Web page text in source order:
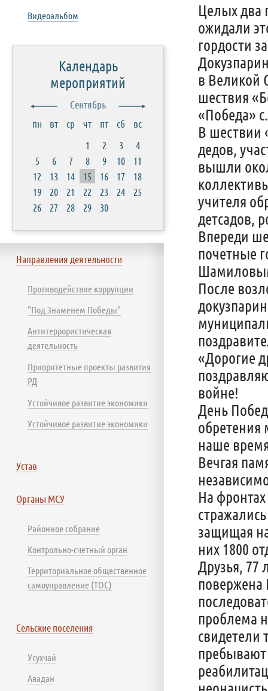
Целых два
ожидали
гордости
в Великой
шествия
«Победа»
В шествии
дедов,
вышли
учителя
детсадов,
Впереди
почетные
После
«Дорогие
войне!
День
наше
Вечгая
На
защищая
них 1800
Друзья, 77
повержена
проблема
свидетели
Видеоальбом
Календарь
мероприятий
Сентябрь
пн
вт ср чт пт сб
вс
1
2 3
4
5
6 7 8 9 10
11
12
13 14 15 16 17
18
19
20 21 22 23 24
25
26
27 28 29 30
Направления деятельности
Противодействие коррупции
"Под Знаменем Победы"
Антитеррористическая
деятельность
Приоритетные проекты развития
РД
Устойчивое развитие экономики
Устойчивое развитие экономики
Устав
Органы МСУ
Районное собрание
Контрольно-счетный орган
Территориальное общественное
самоуправление (ТОС)
Сельские поселения
Усухчай
Авадан